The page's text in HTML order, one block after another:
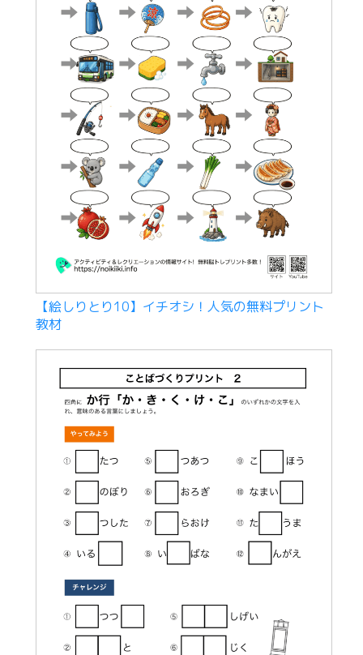
【絵しりとり10】イチオシ！人気の無料プリント
教材